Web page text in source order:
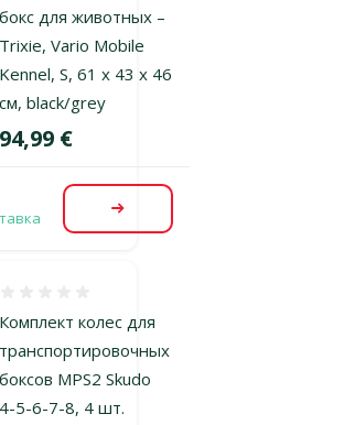
бокс для животных –
Trixie, Vario Mobile
Kennel, S, 61 x 43 x 46
см, black/grey
Цена
94,99 €
Посмотреть
Комплект колес для
транспортировочных
боксов MPS2 Skudo
4-5-6-7-8, 4 шт.